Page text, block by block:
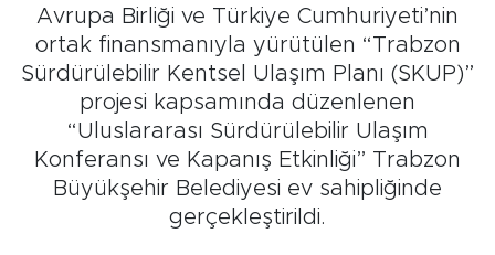
Avrupa Birliği ve Türkiye Cumhuriyeti’nin
ortak finansmanıyla yürütülen “Trabzon
Sürdürülebilir Kentsel Ulaşım Planı (SKUP)”
projesi kapsamında düzenlenen
“Uluslararası Sürdürülebilir Ulaşım
Konferansı ve Kapanış Etkinliği” Trabzon
Büyükşehir Belediyesi ev sahipliğinde
gerçekleştirildi.
Siyaset
Teknoloji
GURBETTEN SILAYA
Foto Galeri